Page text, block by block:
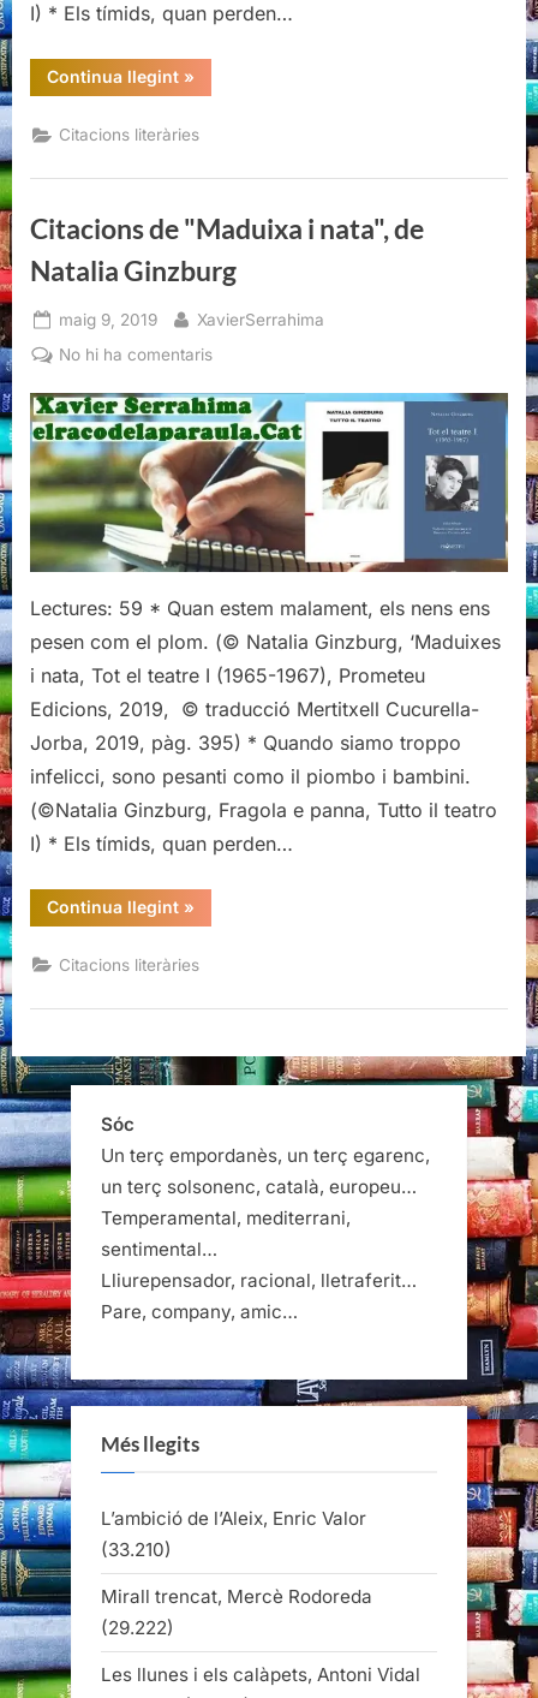
I) * Els tímids, quan perden…
Continua llegint“Citacions
de
i
nata",
Natalia
»
Citacions literàries
Citacions de "Maduixa i nata", de
Natalia Ginzburg
Posted
on
maig 9, 2019 By
XavierSerrahima
No hi ha comentarisa
de
"Maduixa
nata",
de
Natalia
Ginzburg
Lectures: 59 * Quan estem malament, els nens ens
pesen com el plom. (© Natalia Ginzburg, ‘Maduixes
i nata, Tot el teatre I (1965-1967), Prometeu
Edicions, 2019, © traducció Mertitxell Cucurella-
Jorba, 2019, pàg. 395) * Quando siamo troppo
infelicci, sono pesanti como il piombo i bambini.
(©Natalia Ginzburg, Fragola e panna, Tutto il teatro
I) * Els tímids, quan perden…
Continua llegint“Citacions
de
i
nata",
Natalia
»
Citacions literàries
Sóc
Un terç empordanès, un terç egarenc,
un terç solsonenc, català, europeu…
Temperamental, mediterrani,
sentimental…
Lliurepensador, racional, lletraferit…
Pare, company, amic…
Més llegits
L’ambició de l’Aleix, Enric Valor
(33.210)
Mirall trencat, Mercè Rodoreda
(29.222)
Les llunes i els calàpets, Antoni Vidal